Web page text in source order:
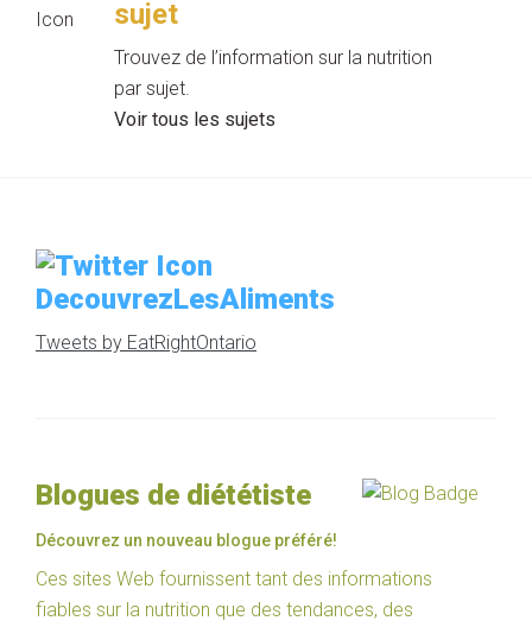
sujet
Trouvez de l’information sur la nutrition
par sujet.
Voir tous les sujets
DecouvrezLesAliments
Tweets by EatRightOntario
Blogues de diététiste
Découvrez un nouveau blogue préféré!
Ces sites Web fournissent tant des informations
fiables sur la nutrition que des tendances, des